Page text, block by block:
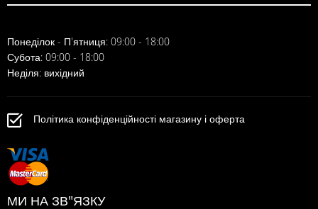
Понеділок - П'ятниця: 09:00 - 18:00
Субота: 09:00 - 18:00
Неділя: вихідний
Політика конфіденційності магазину і оферта
МИ НА ЗВ"ЯЗКУ